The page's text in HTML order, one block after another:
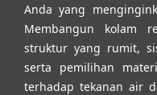
Anda yang
Membangun kolam
struktur yang rumit,
serta pemilihan
terhadap tekanan air